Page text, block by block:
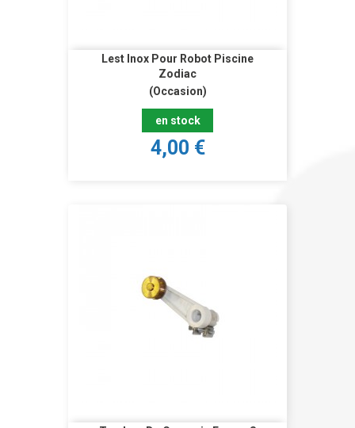
Lest Inox Pour Robot Piscine
Zodiac
(Occasion)
en stock
4,00 €